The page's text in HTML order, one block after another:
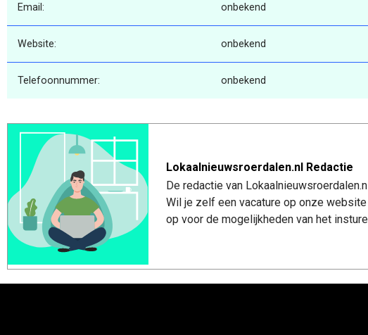
Email: onbekend
Website: onbekend
Telefoonnummer: onbekend
Lokaalnieuwsroerdalen.nl Redactie
De redactie van
Wil je zelf een vacature op onze
op voor de mogelijkheden van het